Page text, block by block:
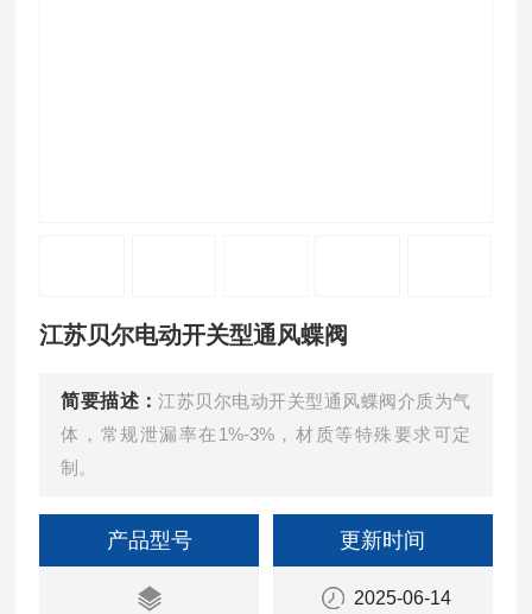
江苏贝尔电动开关型通风蝶阀
简要描述：江苏贝尔电动开关型通风蝶阀介质为气
体，常规泄漏率在1%-3%，材质等特殊要求可定
制。
产品型号 更新时间
2025-06-14